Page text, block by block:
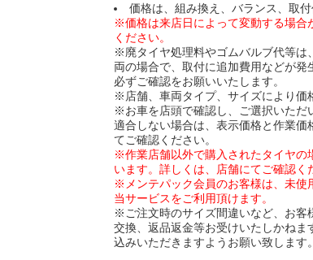
価格は、組み換え、バランス、取付
※価格は来店日によって変動する場合
ください。
※廃タイヤ処理料やゴムバルブ代等は
両の場合で、取付に追加費用などが
必ずご確認をお願いいたします。
※店舗、車両タイプ、サイズにより価
※お車を店頭で確認し、ご選択いただ
適合しない場合は、表示価格と作業
てご確認ください。
※作業店舗以外で購入されたタイヤの
います。詳しくは、店舗にてご確認く
※メンテパック会員のお客様は、未使
当サービスをご利用頂けます。
※ご注文時のサイズ間違いなど、お客
交換、返品返金等お受けいたしかね
込みいただきますようお願い致します。